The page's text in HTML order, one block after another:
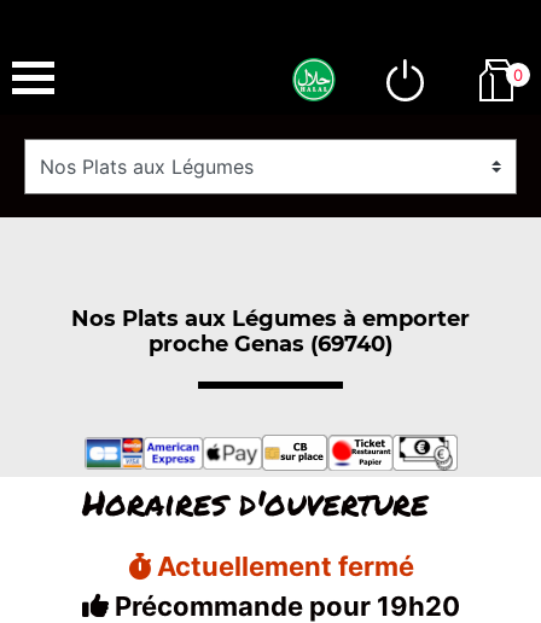
0
Nos Plats aux Légumes à emporter
proche Genas (69740)
Horaires d'ouverture
Actuellement fermé
Précommande pour 19h20